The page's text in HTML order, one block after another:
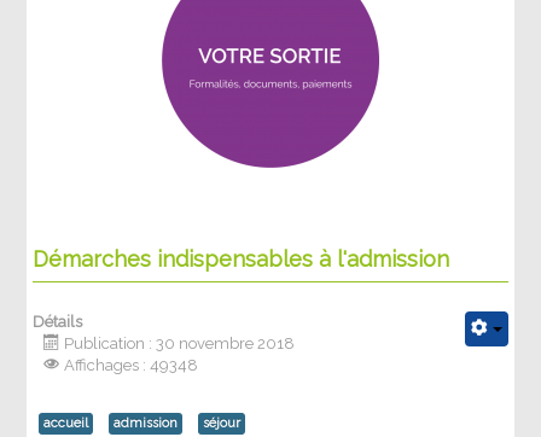
Démarches indispensables à l'admission
Détails
Publication : 30 novembre 2018
Affichages : 49348
accueil admission séjour